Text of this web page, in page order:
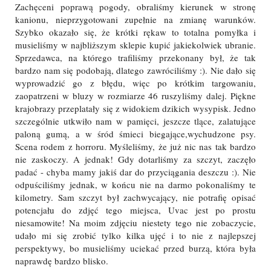
Zachęceni poprawą pogody, obraliśmy kierunek w stronę
kanionu, nieprzygotowani zupełnie na zmianę warunków.
Szybko okazało się, że krótki rękaw to totalna pomyłka i
musieliśmy w najbliższym sklepie kupić jakiekolwiek ubranie.
Sprzedawca, na którego trafiliśmy przekonany był, że tak
bardzo nam się podobają, dlatego zawróciliśmy :). Nie dało się
wyprowadzić go z błędu, więc po krótkim targowaniu,
zaopatrzeni w bluzy w rozmiarze 46 ruszyliśmy dalej. Piękne
krajobrazy przeplatały się z widokiem dzikich wysypisk. Jedno
szczególnie utkwiło nam w pamięci, jeszcze tlące, zalatujące
paloną gumą, a w śród śmieci biegające,wychudzone psy.
Scena rodem z horroru. Myśleliśmy, że już nic nas tak bardzo
nie zaskoczy. A jednak! Gdy dotarliśmy za szczyt, zaczęło
padać - chyba mamy jakiś dar do przyciągania deszczu :). Nie
odpuściliśmy jednak, w końcu nie na darmo pokonaliśmy te
kilometry. Sam szczyt był zachwycający, nie potrafię opisać
potencjału do zdjęć tego miejsca, Uvac jest po prostu
niesamowite! Na moim zdjęciu niestety tego nie zobaczycie,
udało mi się zrobić tylko kilka ujęć i to nie z najlepszej
perspektywy, bo musieliśmy uciekać przed burzą, która była
naprawdę bardzo blisko.